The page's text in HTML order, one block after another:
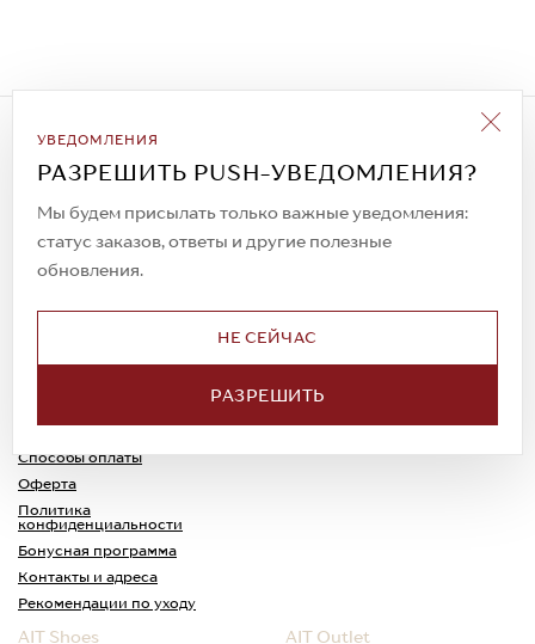
УВЕДОМЛЕНИЯ
РАЗРЕШИТЬ PUSH-УВЕДОМЛЕНИЯ?
Мы будем присылать только важные уведомления:
статус заказов, ответы и другие полезные
обновления.
НЕ СЕЙЧАС
РАЗРЕШИТЬ
Подписаться на рассылку
Всегда будьте в курсе новых акций и
спецпредложений!
© 2023. AIT Shoes
Все права защищены
Доставка
Способы оплаты
Оферта
Политика
конфиденциальности
Обмен и возврат
Каспи-Ред
Бонусная программа
Контакты и адреса
Рекомендации по уходу
AIT Shoes AIT Outlet